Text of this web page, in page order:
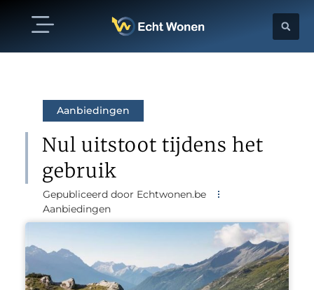
Aanbiedingen
Nul uitstoot tijdens het
gebruik
Gepubliceerd door Echtwonen.be
Aanbiedingen